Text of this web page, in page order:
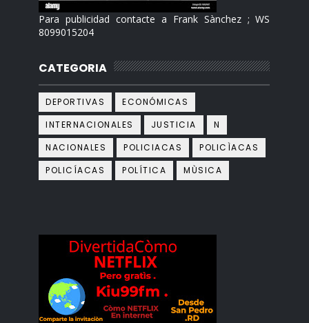
Para publicidad contacte a Frank Sànchez ; WS
8099015204
CATEGORIA
DEPORTIVAS
ECONÓMICAS
INTERNACIONALES
JUSTICIA
N
NACIONALES
POLICIACAS
POLICÌACAS
POLICÍACAS
POLÍTICA MÙSICA